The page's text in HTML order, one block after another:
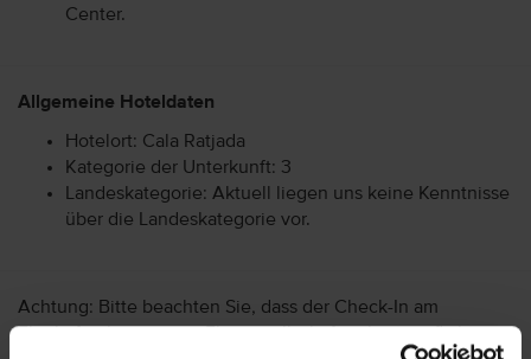
Center.
Allgemeine Hoteldaten
Hotelort: Cala Ratjada
Kategorie der Unterkunft: 3
Landeskategorie: Aktuell liegen uns keine Kenntnisse
über die Landeskategorie vor.
Achtung: Bitte beachten Sie, dass der Check-In am
Flughafen bei einigen Fluggesellschaften kostenpflichtig